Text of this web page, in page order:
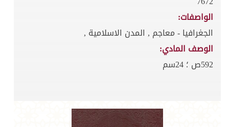
الواصفات:
الجغرافيا - معاجم , المدن الاسلامية ,
الوصف المادي:
592ص ؛ 24سم